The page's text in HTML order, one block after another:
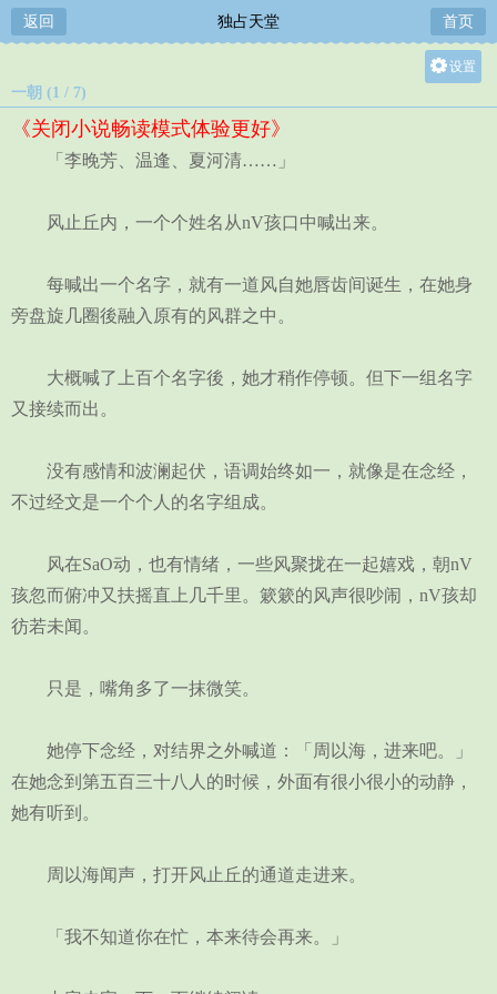
返回 独占天堂 首页
设置
一朝 (1 / 7)
《关闭小说畅读模式体验更好》
「李晚芳、温逢、夏河清……」
风止丘内，一个个姓名从nV孩口中喊出来。
每喊出一个名字，就有一道风自她唇齿间诞生，在她身
旁盘旋几圈後融入原有的风群之中。
大概喊了上百个名字後，她才稍作停顿。但下一组名字
又接续而出。
没有感情和波澜起伏，语调始终如一，就像是在念经，
不过经文是一个个人的名字组成。
风在SaO动，也有情绪，一些风聚拢在一起嬉戏，朝nV
孩忽而俯冲又扶摇直上几千里。簌簌的风声很吵闹，nV孩却
彷若未闻。
只是，嘴角多了一抹微笑。
她停下念经，对结界之外喊道：「周以海，进来吧。」
在她念到第五百三十八人的时候，外面有很小很小的动静，
她有听到。
周以海闻声，打开风止丘的通道走进来。
「我不知道你在忙，本来待会再来。」